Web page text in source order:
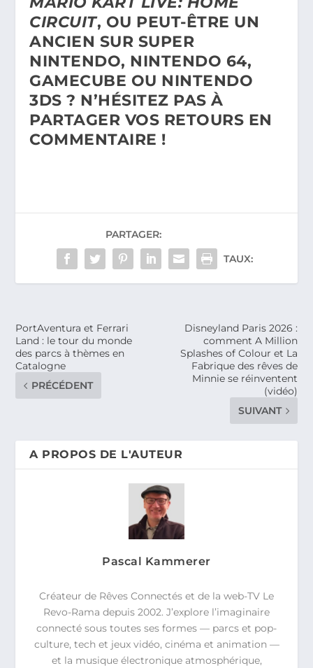
CIRCUIT, OU PEUT-ÊTRE UN
ANCIEN SUR SUPER
NINTENDO, NINTENDO 64,
GAMECUBE OU NINTENDO
3DS ? N’HÉSITEZ PAS À
PARTAGER VOS RETOURS EN
COMMENTAIRE !
PARTAGER:
TAUX:
PortAventura et Ferrari
Land : le tour du monde
des parcs à thèmes en
Catalogne
PRÉCÉDENT
Disneyland Paris 2026 :
comment A Million
Splashes of Colour et La
Fabrique des rêves de
Minnie se réinventent
(vidéo)
SUIVANT
A PROPOS DE L'AUTEUR
Pascal Kammerer
Créateur de Rêves Connectés et de la web-TV Le
Revo-Rama depuis 2002. J’explore l’imaginaire
connecté sous toutes ses formes — parcs et pop-
culture, tech et jeux vidéo, cinéma et animation —
et la musique électronique atmosphérique,